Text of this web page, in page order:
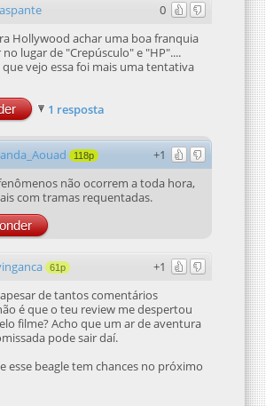
0
Hollywood achar uma boa franquia
lugar de "Crepúsculo" e "HP"....
que vejo essa foi mais uma tentativa
1 resposta
+1
118p
não ocorrem a toda hora,
com tramas requentadas.
+1
61p
de tantos comentários
é que o teu review me despertou
filme? Acho que um ar de aventura
pode sair daí.
esse beagle tem chances no próximo